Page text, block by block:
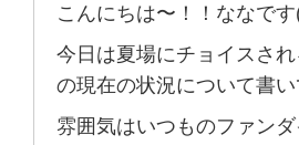
こんにちは〜！！ななです
今日は夏場にチョイスさ
の現在の状況について書
雰囲気はいつものファン